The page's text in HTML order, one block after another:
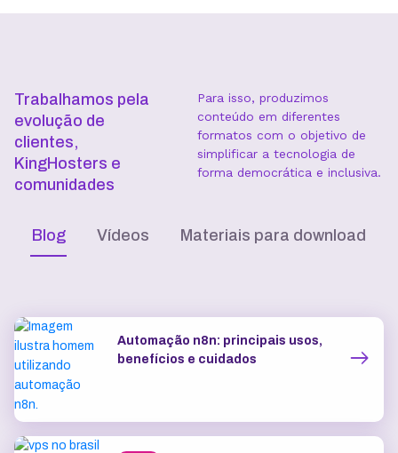
Trabalhamos pela
evolução de
clientes,
KingHosters e
comunidades
Para isso, produzimos
conteúdo em diferentes
formatos com o objetivo de
simplificar a tecnologia de
forma democrática e inclusiva.
Blog Vídeos Materiais para download
Automação n8n: principais usos,
benefícios e cuidados